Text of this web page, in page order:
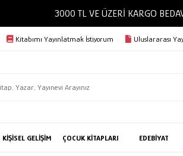
Kitabımı Yayınlatmak İstiyorum Uluslararası
KİŞİSEL GELİŞİM ÇOCUK KİTAPLARI EDEBİYAT